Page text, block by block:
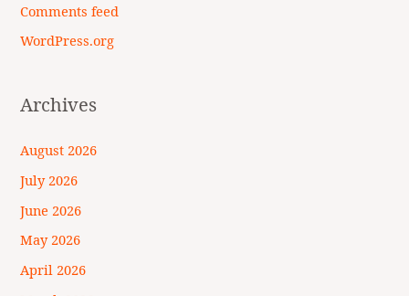
Comments feed
WordPress.org
Archives
August 2026
July 2026
June 2026
May 2026
April 2026